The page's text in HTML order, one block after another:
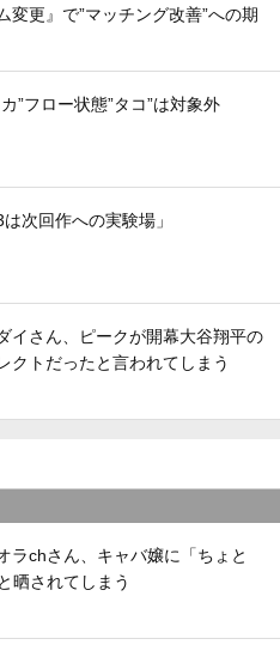
変更』で”マッチング改善”への期
カ”フロー状態”タコ”は対象外
次回作への実験場」
イさん、ピークが開幕大谷翔平の
クトだったと言われてしまう
ラchさん、キャバ嬢に「ちょと
晒されてしまう